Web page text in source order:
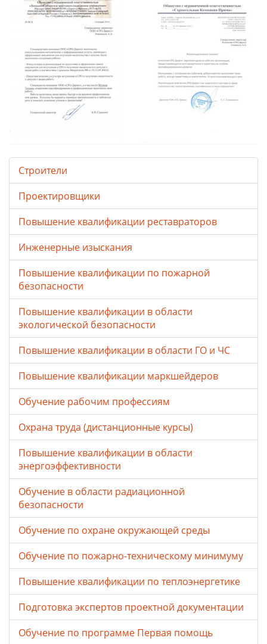
Строители
Проектировщики
Повышение квалификации реставраторов
Инженерные изыскания
Повышение квалификации по пожарной
безопасности
Повышение квалификации в области
экологической безопасности
Повышение квалификации в области ГО и ЧС
Повышение квалификации маркшейдеров
Обучение рабочим профессиям
Охрана труда (дистанционные курсы)
Повышение квалификации в области
энергоэффективности
Обучение в области радиационной
безопасности
Обучение по охране окружающей среды
Обучение по пожарно-техническому минимуму
Повышение квалификации по теплоэнергетике
Подготовка экспертов проектной документации
Обучение по программе Первая помощь